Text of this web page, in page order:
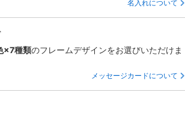
名入れについて
×7種類のフレームデザインをお選びいただけま
メッセージカードについて